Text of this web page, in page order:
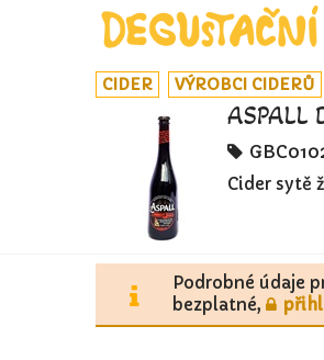
CIDER VÝROBCI CIDERŮ
ASPALL
Cider sytě
Podrobné údaje
bezplatné,